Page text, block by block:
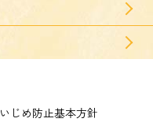
じめ防止基本方針